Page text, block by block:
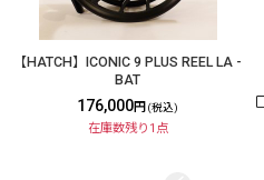
【HATCH】ICONIC 9 PLUS REEL LA -
BAT
176,000円 (税込)
在庫数残り1点